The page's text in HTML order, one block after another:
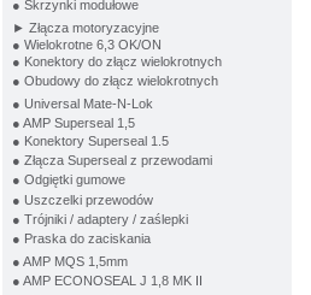
● Skrzynki modułowe
► Złącza motoryzacyjne
● Wielokrotne 6,3 OK/ON
● Konektory do złącz wielokrotnych
● Obudowy do złącz wielokrotnych
● Universal Mate-N-Lok
● AMP Superseal 1,5
● Konektory Superseal 1.5
● Złącza Superseal z przewodami
● Odgiętki gumowe
● Uszczelki przewodów
● Trójniki / adaptery / zaślepki
● Praska do zaciskania
● AMP MQS 1,5mm
● AMP ECONOSEAL J 1,8 MK II